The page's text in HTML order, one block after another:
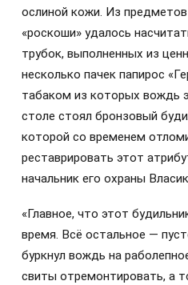
ослиной кожи. Из
«роскоши» удалось
трубок, выполненных из
несколько пачек папирос
табаком из которых вождь
столе стоял бронзовый
которой со временем
реставрировать этот
начальник его охраны
«Главное, что этот
время. Всё остальное —
буркнул вождь на
свиты отремонтировать, а